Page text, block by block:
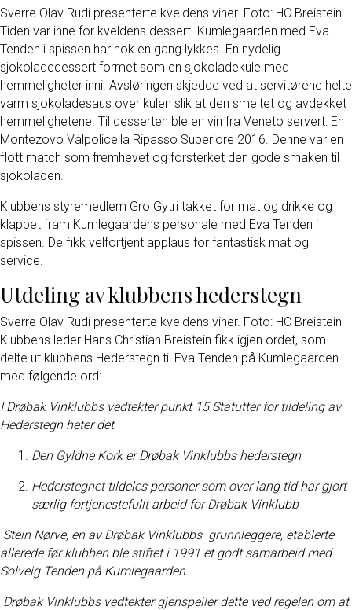
Sverre Olav Rudi presenterte kveldens viner. Foto: HC Breistein
Tiden var inne for kveldens dessert. Kumlegaarden med Eva
Tenden i spissen har nok en gang lykkes. En nydelig
sjokoladedessert formet som en sjokoladekule med
hemmeligheter inni. Avsløringen skjedde ved at servitørene helte
varm sjokoladesaus over kulen slik at den smeltet og avdekket
hemmelighetene. Til desserten ble en vin fra Veneto servert: En
Montezovo Valpolicella Ripasso Superiore 2016. Denne var en
flott match som fremhevet og forsterket den gode smaken til
sjokoladen.
Klubbens styremedlem Gro Gytri takket for mat og drikke og
klappet fram Kumlegaardens personale med Eva Tenden i
spissen. De fikk velfortjent applaus for fantastisk mat og
service.
Utdeling av klubbens hederstegn
Sverre Olav Rudi presenterte kveldens viner. Foto: HC Breistein
Klubbens leder Hans Christian Breistein fikk igjen ordet, som
delte ut klubbens Hederstegn til Eva Tenden på Kumlegaarden
med følgende ord:
I Drøbak Vinklubbs vedtekter punkt 15 Statutterfor tildeling av
Hederstegn heter det
Den Gyldne Kork er Drøbak Vinklubbs hederstegn
Hederstegnet tildeles personer som over lang tid har gjort
særlig fortjenestefullt arbeid for Drøbak Vinklubb
Stein Nørve, en av Drøbak Vinklubbs grunnleggere, etablerte
allerede før klubben ble stiftet i 1991 et godt samarbeid med
Solveig Tenden på Kumlegaarden.
Drøbak Vinklubbs vedtekter gjenspeiler dette ved regelen om at